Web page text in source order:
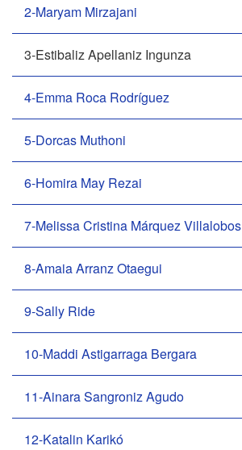
2-Maryam Mirzajani
3-Estibaliz Apellaniz Ingunza
4-Emma Roca Rodríguez
5-Dorcas Muthoni
6-Homira May Rezai
7-Melissa Cristina Márquez Villalobos
8-Amaia Arranz Otaegui
9-Sally Ride
10-Maddi Astigarraga Bergara
11-Ainara Sangroniz Agudo
12-Katalin Karikó